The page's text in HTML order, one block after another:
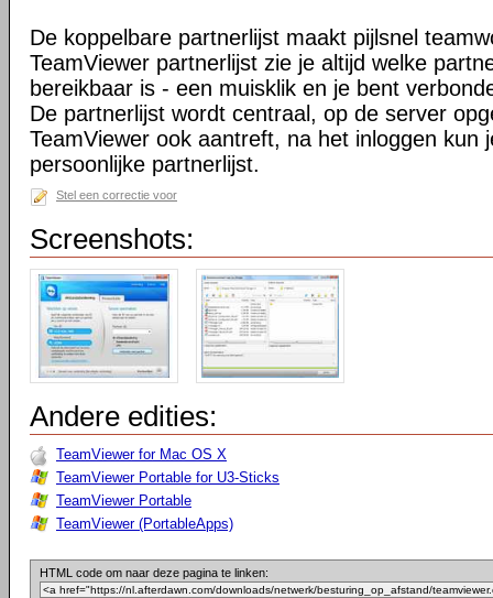
De koppelbare partnerlijst maakt pijlsnel
TeamViewer partnerlijst zie je altijd welke
bereikbaar is - een muisklik en je bent
De partnerlijst wordt centraal, op de server
TeamViewer ook aantreft, na het inloggen kun
persoonlijke partnerlijst.
Stel een correctie voor
Screenshots:
Andere edities:
TeamViewer for Mac OS X
TeamViewer Portable for U3-Sticks
TeamViewer Portable
TeamViewer (PortableApps)
HTML code om naar deze pagina te linken: